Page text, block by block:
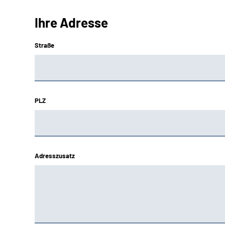
Ihre Adresse
Straße
PLZ
Adresszusatz